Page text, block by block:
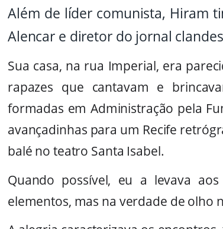
Além de líder comunista, Hiram
Alencar e diretor do jornal
Sua casa, na rua Imperial, era
rapazes que cantavam e
formadas em Administração pela
avançadinhas para um Recife
balé no teatro Santa Isabel.
Quando possível, eu a levava
elementos, mas na verdade de olho